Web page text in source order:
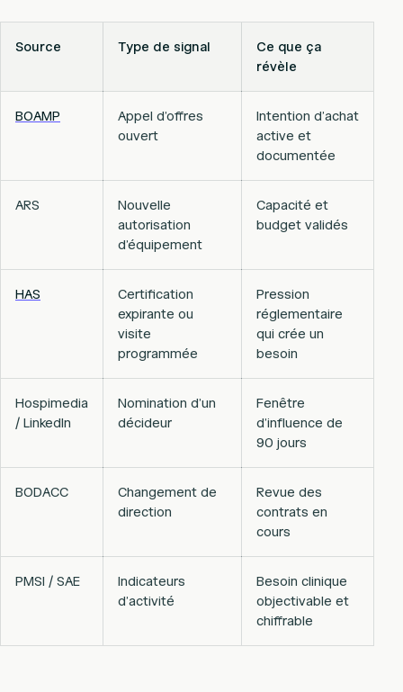
Source Type de signal
Ce que ça
révèle
BOAMP
Appel d’offres
ouvert
Intention d’achat
active et
documentée
ARS
Nouvelle
autorisation
d’équipement
Capacité et
budget validés
HAS
Certification
expirante ou
visite
programmée
Pression
réglementaire
qui crée un
besoin
Hospimedia
/ LinkedIn
Nomination d’un
décideur
Fenêtre
d’influence de
90 jours
BODACC
Changement de
direction
Revue des
contrats en
cours
PMSI / SAE
Indicateurs
d’activité
Besoin clinique
objectivable et
chiffrable